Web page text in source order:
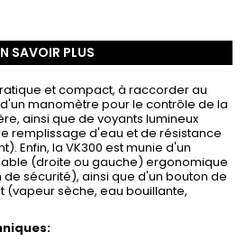
SAVOIR PLUS
et compact, à raccorder au
manomètre pour le contrôle de la
ainsi que de voyants lumineux
remplissage d'eau et de résistance
Enfin, la VK300 est munie d'un
(droite ou gauche) ergonomique
sécurité), ainsi que d'un bouton de
(vapeur sèche, eau bouillante,